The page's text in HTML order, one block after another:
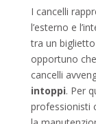
I cancelli
l’esterno e
tra un
opportuno
cancelli
intoppi. Per
professionisti